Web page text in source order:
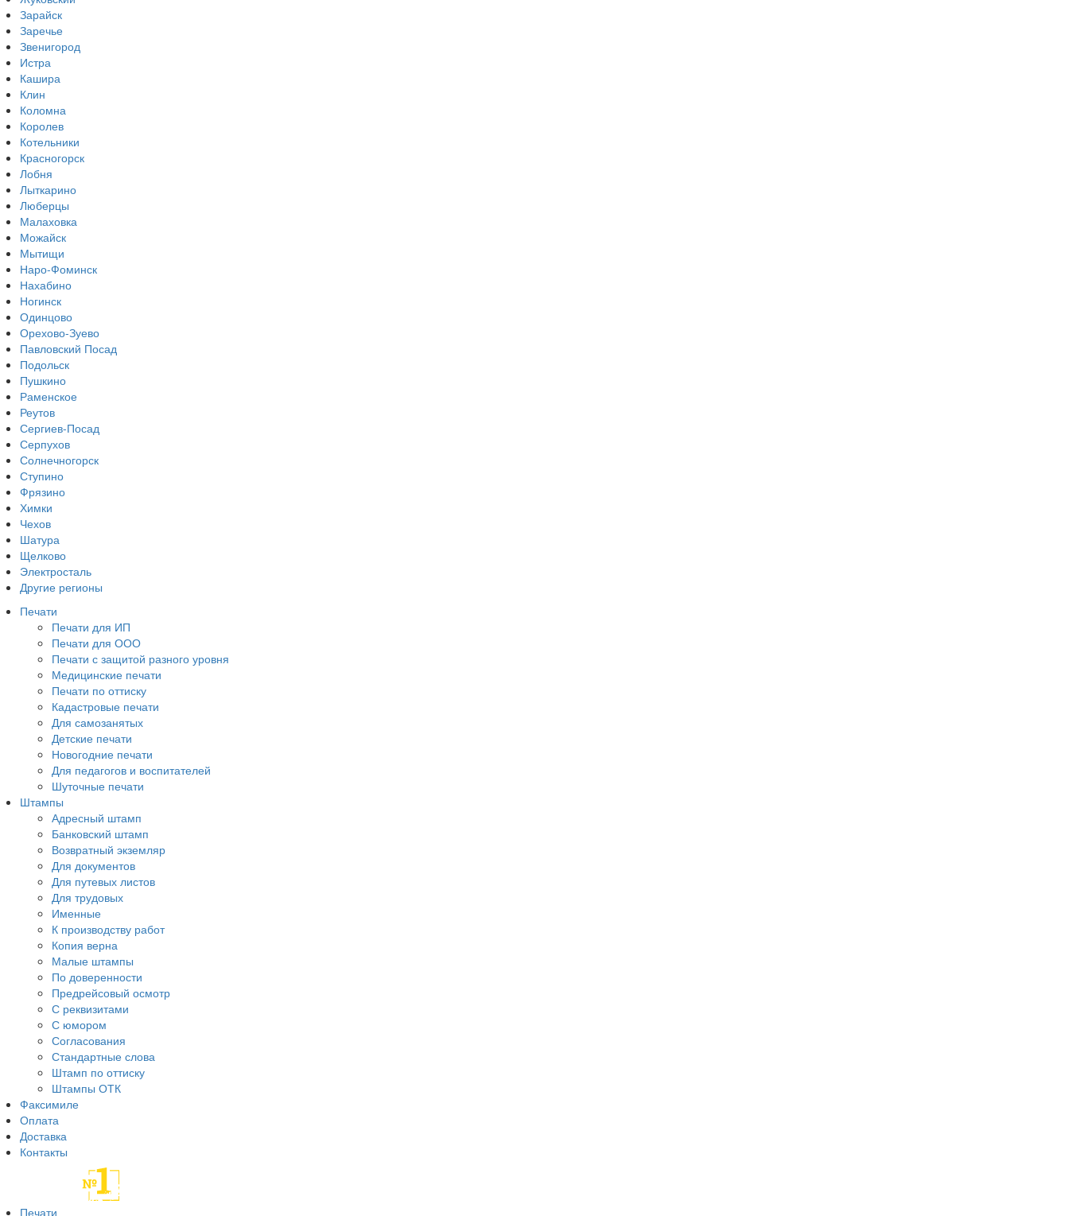
Зарайск
Заречье
Звенигород
Истра
Кашира
Клин
Коломна
Королев
Котельники
Красногорск
Лобня
Лыткарино
Люберцы
Малаховка
Можайск
Мытищи
Наро-Фоминск
Нахабино
Ногинск
Одинцово
Орехово-Зуево
Павловский Посад
Подольск
Пушкино
Раменское
Реутов
Сергиев-Посад
Серпухов
Солнечногорск
Ступино
Фрязино
Химки
Чехов
Шатура
Щелково
Электросталь
Другие регионы
Печати
Печати для ИП
Печати для ООО
Печати с защитой разного уровня
Медицинские печати
Печати по оттиску
Кадастровые печати
Для самозанятых
Детские печати
Новогодние печати
Для педагогов и воспитателей
Шуточные печати
Штампы
Адресный штамп
Банковский штамп
Возвратный экземляр
Для документов
Для путевых листов
Для трудовых
Именные
К производству работ
Копия верна
Малые штампы
По доверенности
Предрейсовый осмотр
С реквизитами
С юмором
Согласования
Стандартные слова
Штамп по оттиску
Штампы ОТК
Факсимиле
Оплата
Доставка
Контакты
Печати